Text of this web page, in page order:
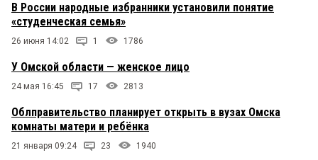
В России народные избранники установили понятие
«студенческая семья»
26 июня 14:02 1 1786
У Омской области — женское лицо
24 мая 16:45 17 2813
Облправительство планирует открыть в вузах Омска
комнаты матери и ребёнка
21 января 09:24 23 1940